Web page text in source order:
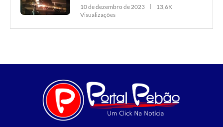
10 de dezembro de 2023
13,6K
Visualizações